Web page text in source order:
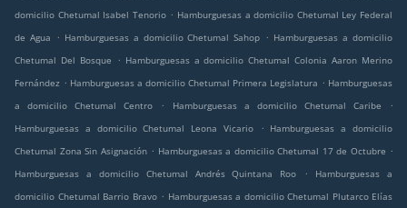
domicilio Chetumal Isabel Tenorio . Hamburguesas a domicilio Chetumal Ley Federal
de Agua
. Hamburguesas a domicilio Chetumal Sahop . Hamburguesas a domicilio
Chetumal Del Bosque
. Hamburguesas a domicilio Chetumal Colonia Aaron Merino
Fernández . Hamburguesas a domicilio Chetumal Primera Legislatura . Hamburguesas
a domicilio Chetumal Centro
. Hamburguesas a domicilio Chetumal Caribe
.
Hamburguesas a domicilio Chetumal Leona Vicario
. Hamburguesas a domicilio
Chetumal Zona Sin Asignación . Hamburguesas a domicilio Chetumal 17 de Octubre .
Hamburguesas a domicilio Chetumal Andrés Quintana Roo
.
Hamburguesas a
domicilio Chetumal Barrio Bravo . Hamburguesas a domicilio Chetumal Plutarco Elías